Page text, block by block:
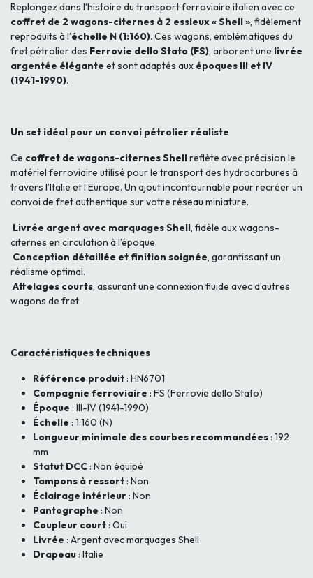
Replongez dans l’histoire du transport ferroviaire italien avec ce
coffret de 2 wagons-citernes à 2 essieux « Shell », fidèlement
reproduits à l’échelle N (1:160). Ces wagons, emblématiques du
fret pétrolier des Ferrovie dello Stato (FS), arborent une livrée
argentée élégante et sont adaptés aux époques III et IV
(1941-1990).
Un set idéal pour un convoi pétrolier réaliste
Ce coffret de wagons-citernes Shellreflète avec précision le
matériel ferroviaire utilisé pour le transport des hydrocarbures à
travers l’Italie et l’Europe. Un ajout incontournable pour recréer un
convoi de fret authentique sur votre réseau miniature.
Livrée argent avec marquages Shell, fidèle aux wagons-
citernes en circulation à l’époque.
Conception détaillée et finition soignée, garantissant un
réalisme optimal.
Attelages courts, assurant une connexion fluide avec d’autres
wagons de fret.
Caractéristiques techniques
Référence produit : HN6701
Compagnie ferroviaire : FS (Ferrovie dello Stato)
Époque : III-IV (1941-1990)
Échelle : 1:160 (N)
Longueur minimale des courbes recommandées : 192
mm
Statut DCC : Non équipé
Tampons à ressort : Non
Éclairage intérieur : Non
Pantographe : Non
Coupleur court : Oui
Livrée : Argent avec marquages Shell
Drapeau : Italie